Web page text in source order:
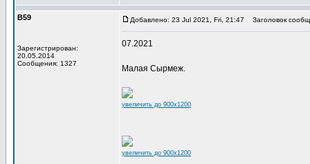
В59
Зарегистрирован:
20.05.2014
Сообщения: 1327
Добавлено: 23 Jul 2021, Fri, 21:47 Заголовок
07.2021
Малая Сырмеж.
увеличить до 900x1200
увеличить до 900x1200